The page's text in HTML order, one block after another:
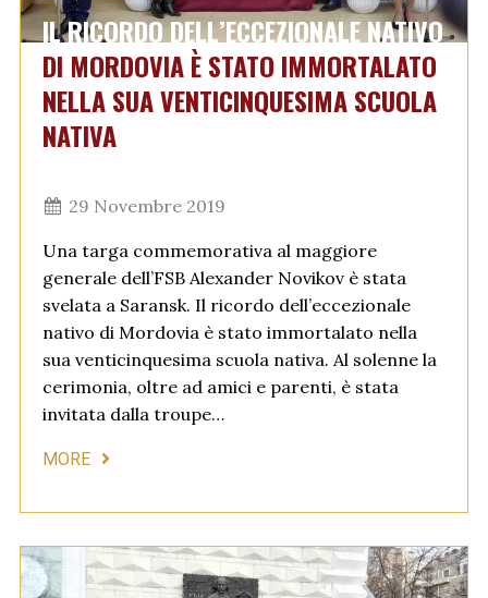
IL RICORDO DELL’ECCEZIONALE NATIVO
DI MORDOVIA È STATO IMMORTALATO
NELLA SUA VENTICINQUESIMA SCUOLA
NATIVA
29 Novembre 2019
Una targa commemorativa al maggiore
generale dell’FSB Alexander Novikov è stata
svelata a Saransk. Il ricordo dell’eccezionale
nativo di Mordovia è stato immortalato nella
sua venticinquesima scuola nativa. Al solenne la
cerimonia, oltre ad amici e parenti, è stata
invitata dalla troupe…
MORE